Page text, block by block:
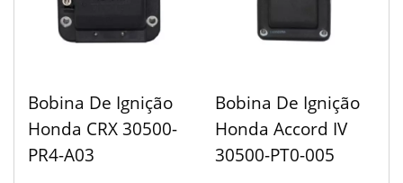
Bobina De Ignição
Honda CRX 30500-
PR4-A03
Bobina De Ignição
Honda Accord IV
30500-PT0-005